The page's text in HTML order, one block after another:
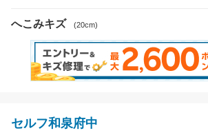
引き取り納車
輸入車対応
最短即日仕上がり
へこみキズ (20cm)
セルフ和泉府中